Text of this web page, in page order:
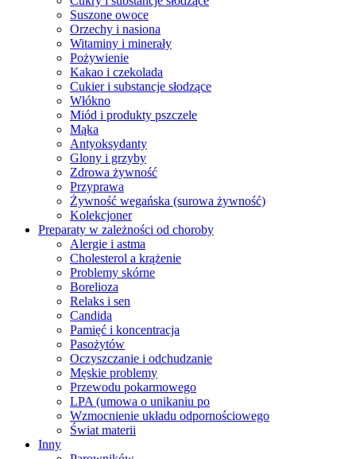
Suszone owoce
Orzechy i nasiona
Witaminy i minerały
Pożywienie
Kakao i czekolada
Cukier i substancje słodzące
Włókno
Miód i produkty pszczele
Mąka
Antyoksydanty
Glony i grzyby
Zdrowa żywność
Przyprawa
Żywność wegańska (surowa żywność)
Kolekcjoner
Preparaty w zależności od choroby
Alergie i astma
Cholesterol a krążenie
Problemy skórne
Borelioza
Relaks i sen
Candida
Pamięć i koncentracja
Pasożytów
Oczyszczanie i odchudzanie
Męskie problemy
Przewodu pokarmowego
LPA (umowa o unikaniu po
Wzmocnienie układu odpornościowego
Świat materii
Inny